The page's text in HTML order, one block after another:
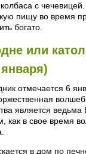
с
пищу во время
богато.
или
отмечается 6
является
как в свое время
в дом по